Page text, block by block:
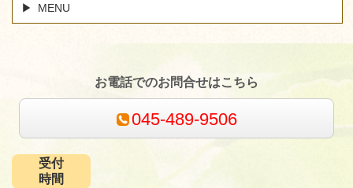
MENU
お電話でのお問合せはこちら
045-489-9506
受付
時間